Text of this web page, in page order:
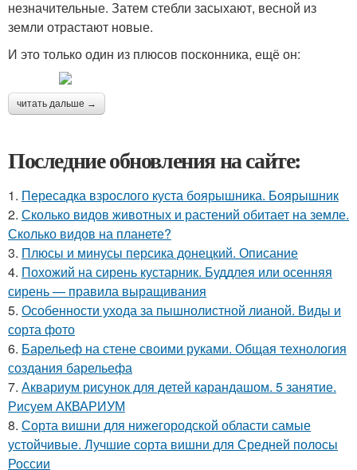
незначительные. Затем стебли засыхают, весной из
земли отрастают новые.
И это только один из плюсов посконника, ещё он:
читать дальше →
Последние обновления на сайте:
1. Пересадка взрослого куста боярышника. Боярышник
2. Сколько видов животных и растений обитает на земле.
Сколько видов на планете?
3. Плюсы и минусы персика донецкий. Описание
4. Похожий на сирень кустарник. Буддлея или осенняя
сирень — правила выращивания
5. Особенности ухода за пышнолистной лианой. Виды и
сорта фото
6. Барельеф на стене своими руками. Общая технология
создания барельефа
7. Аквариум рисунок для детей карандашом. 5 занятие.
Рисуем АКВАРИУМ
8. Сорта вишни для нижегородской области самые
устойчивые. Лучшие сорта вишни для Средней полосы
России